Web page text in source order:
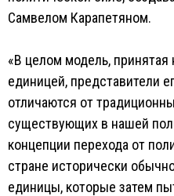
Самвелом Карапетяном.
«В целом модель, принятая
единицей, представители
отличаются от
существующих в нашей
концепции перехода от
стране исторически
единицы, которые затем